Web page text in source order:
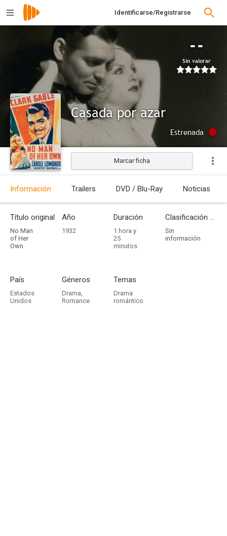
Identificarse/Registrarse
--
Sin valorar
Casada por azar
Estrenada
Marcar ficha
Información Trailers DVD / Blu-Ray Noticias
Título original
No Man
of Her
Own
Año
1932
Duración
1 hora y
25
minutos
Clasificación por edades
Sin
información
País
Estados
Unidos
Géneros
Drama,
Romance
Temas
Drama
romántico